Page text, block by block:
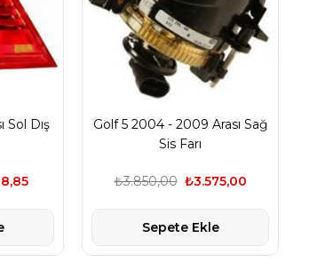
Sol Dış
Golf 5 2004 - 2009 Arası Sağ
Sis Farı
₺3.575,00
₺3.850,00
Sepete Ekle